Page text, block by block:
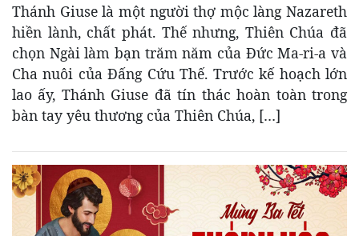
Thánh Giuse là một người thợ mộc làng Nazareth
hiền lành, chất phát. Thế nhưng, Thiên Chúa đã
chọn Ngài làm bạn trăm năm của Đức Ma-ri-a và
Cha nuôi của Đấng Cứu Thế. Trước kế hoạch lớn
lao ấy, Thánh Giuse đã tín thác hoàn toàn trong
bàn tay yêu thương của Thiên Chúa, […]